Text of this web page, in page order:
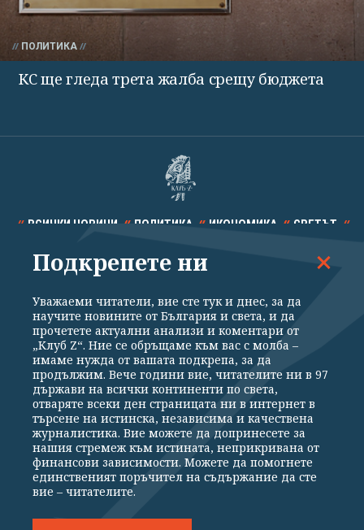
ПОЛИТИКА
КС ще гледа трета жалба срещу бюджета
ВСИЧКИ НОВИНИ ПОЛИТИКА ИКОНОМИКА СВЕТЪТ
СПОРТ КУЛТУРА ТЕХНОЛОГИИ КАЛЕЙДОСКОП
Общи условия
Политика за поверителност
Реклама
Партньори Контакти
За Клуб Z
Екип
Подкрепете ни
Издател на www.clubz.bg е „Клуб Зебра Медия“ ЕООД, София, ул. "Алеко
Константинов" 3. Всички права запазени 2026 „Клуб Зебра Медия“
Препечатването на материали, снимки и видео от www.clubz.bg без
Подкрепете ни
Уважаеми читатели, вие сте тук и днес, за да
научите новините от България и света, и да
прочетете актуални анализи и коментари от
„Клуб Z“. Ние се обръщаме към вас с молба –
имаме нужда от вашата подкрепа, за да
продължим. Вече години вие, читателите ни в 97
държави на всички континенти по света,
отваряте всеки ден страницата ни в интернет в
търсене на истинска, независима и качествена
журналистика. Вие можете да допринесете за
нашия стремеж към истината, неприкривана от
финансови зависимости. Можете да помогнете
единственият поръчител на съдържание да сте
вие – читателите.